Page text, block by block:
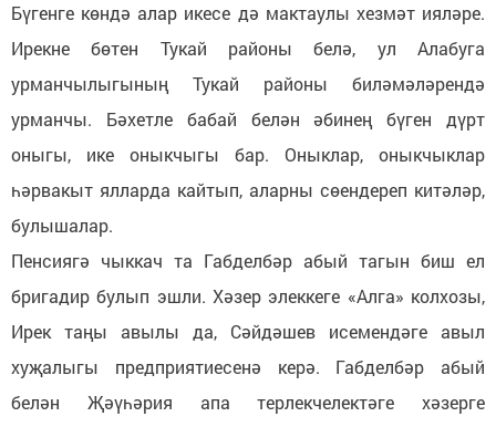
Бүгенге көндә алар икесе дә мактаулы хезмәт ияләре.
Ирекне бөтен Тукай районы белә, ул Алабуга
урманчылыгының Тукай районы биләмәләрендә
урманчы. Бәхетле бабай белән әбинең бүген дүрт
оныгы, ике оныкчыгы бар. Оныклар, оныкчыклар
һәрвакыт ялларда кайтып, аларны сөендереп китәләр,
булышалар.
Пенсиягә чыккач та Габделбәр абый тагын биш ел
бригадир булып эшли. Хәзер элеккеге «Алга» колхозы,
Ирек таңы авылы да, Сәйдәшев исемендәге авыл
хуҗалыгы предприятиесенә керә. Габделбәр абый
белән Җәүһәрия апа терлекчелектәге хәзерге